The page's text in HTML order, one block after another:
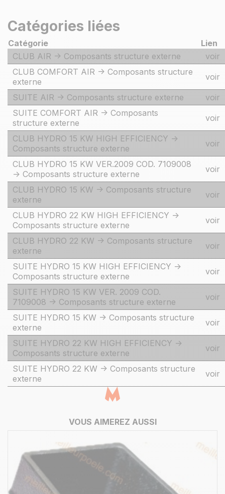
Catégories liées
Catégorie
Lien
CLUB AIR -> Composants structure externe
voir
CLUB COMFORT AIR -> Composants structure
externe
voir
SUITE AIR -> Composants structure externe
voir
SUITE COMFORT AIR -> Composants
structure externe
voir
CLUB HYDRO 15 KW HIGH EFFICIENCY ->
Composants structure externe
voir
CLUB HYDRO 15 KW VER.2009 COD. 7109008
-> Composants structure externe
voir
CLUB HYDRO 15 KW -> Composants structure
externe
voir
CLUB HYDRO 22 KW HIGH EFFICIENCY ->
Composants structure externe
voir
CLUB HYDRO 22 KW -> Composants structure
externe
voir
SUITE HYDRO 15 KW HIGH EFFICIENCY ->
Composants structure externe
voir
SUITE HYDRO 15 KW VER. 2009 COD.
7109008 -> Composants structure externe
voir
SUITE HYDRO 15 KW -> Composants structure
externe
voir
SUITE HYDRO 22 KW HIGH EFFICIENCY ->
Composants structure externe
voir
SUITE HYDRO 22 KW -> Composants structure
externe
voir
VOUS AIMEREZ AUSSI